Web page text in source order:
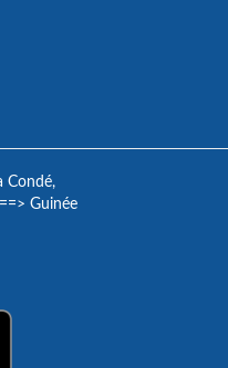
Condé,
==> Guinée